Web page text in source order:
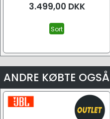
3.499,00 DKK
Sort
ANDRE KØBTE OGSÅ